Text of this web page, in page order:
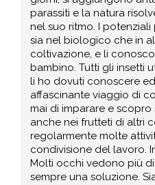
parassiti e la natura
nel suo ritmo. I potenziali
sia nel biologico che in
coltivazione, e li
bambino. Tutti gli insetti
li ho dovuti conoscere
affascinante viaggio di
mai di imparare e
anche nei frutteti di altri
regolarmente molte
condivisione del lavoro.
Molti occhi vedono più
sempre una soluzione.